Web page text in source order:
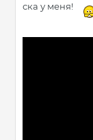
ска у меня!